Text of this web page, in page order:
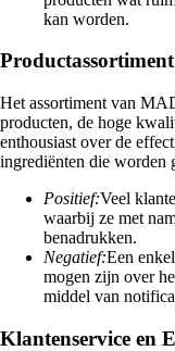
kan worden.
Het assortiment van
producten, de hoge
enthousiast over de
ingrediënten die worden
Positief:Veel
waarbij ze met
benadrukken.
Negatief:Een
mogen zijn over
middel van
Klantenservice en